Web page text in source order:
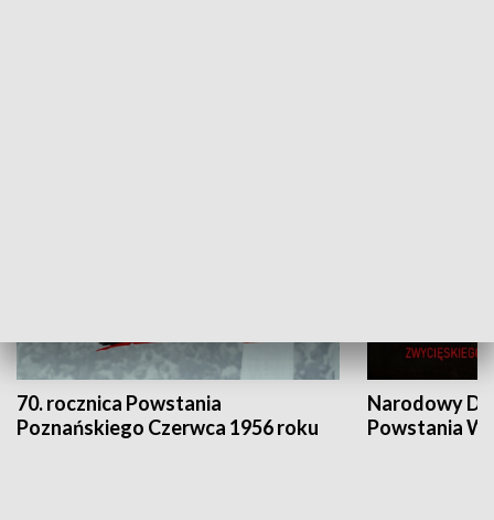
70. rocznica Powstania
Poznańskiego Czerwca 1956 roku
Narodowy
Powstania